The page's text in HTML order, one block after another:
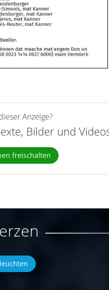
Anzeige?
Bilder und
freischalten